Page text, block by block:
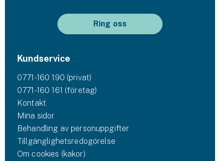
Ring oss
Kundservice
0771-160 190 (privat)
0771-160 161 (företag)
Kontakt
Mina sidor
Behandling av personuppgifter
Tillgänglighetsredogörelse
Om cookies (kakor)